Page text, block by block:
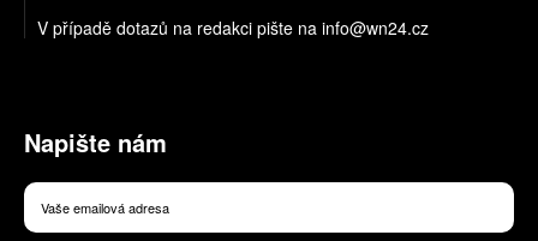
V případě dotazů na redakci pište na info@wn24.cz
Napište nám